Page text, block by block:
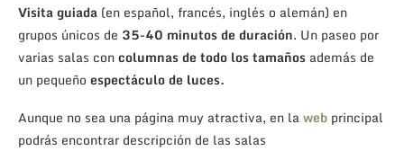
Visita guiada (en español, francés, inglés o alemán) en
grupos únicos de 35-40 minutos de duración. Un paseo por
varias salas concolumnas de todo los tamaños además de
un pequeño espectáculo de luces.
Aunque no sea una página muy atractiva, en laweb principal
podrás encontrar descripción de las salas